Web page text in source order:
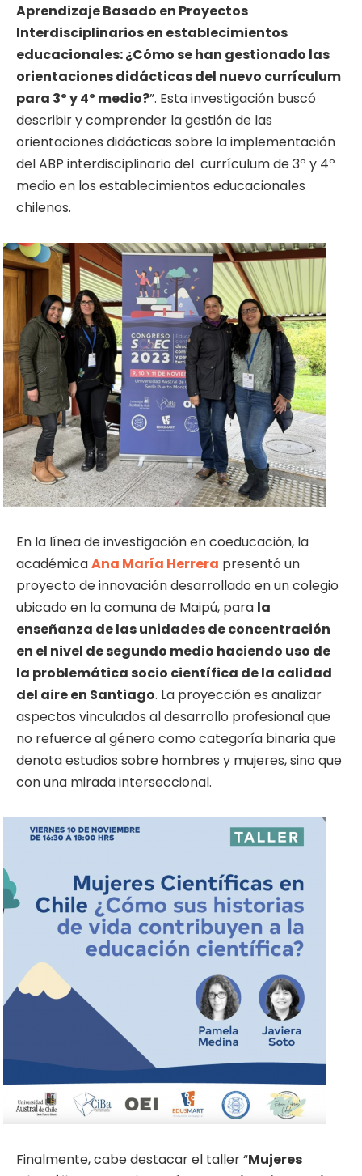
Aprendizaje Basado en Proyectos
Interdisciplinarios en establecimientos
educacionales: ¿Cómo se han gestionado las
orientaciones didácticas del nuevo currículum
para 3º y 4º medio?”. Esta investigación buscó
describir y comprender la gestión de las
orientaciones didácticas sobre la implementación
del ABP interdisciplinario del currículum de 3º y 4º
medio en los establecimientos educacionales
chilenos.
En la línea de investigación en coeducación, la
académicaAna María Herrera presentó un
proyecto de innovación desarrollado en un colegio
ubicado en la comuna de Maipú, para la
enseñanza de las unidades de concentración
en el nivel de segundo medio haciendo uso de
la problemática socio científica de la calidad
del aire en Santiago. La proyección es analizar
aspectos vinculados al desarrollo profesional que
no refuerce al género como categoría binaria que
denota estudios sobre hombres y mujeres, sino que
con una mirada interseccional.
Finalmente, cabe destacar el taller “Mujeres